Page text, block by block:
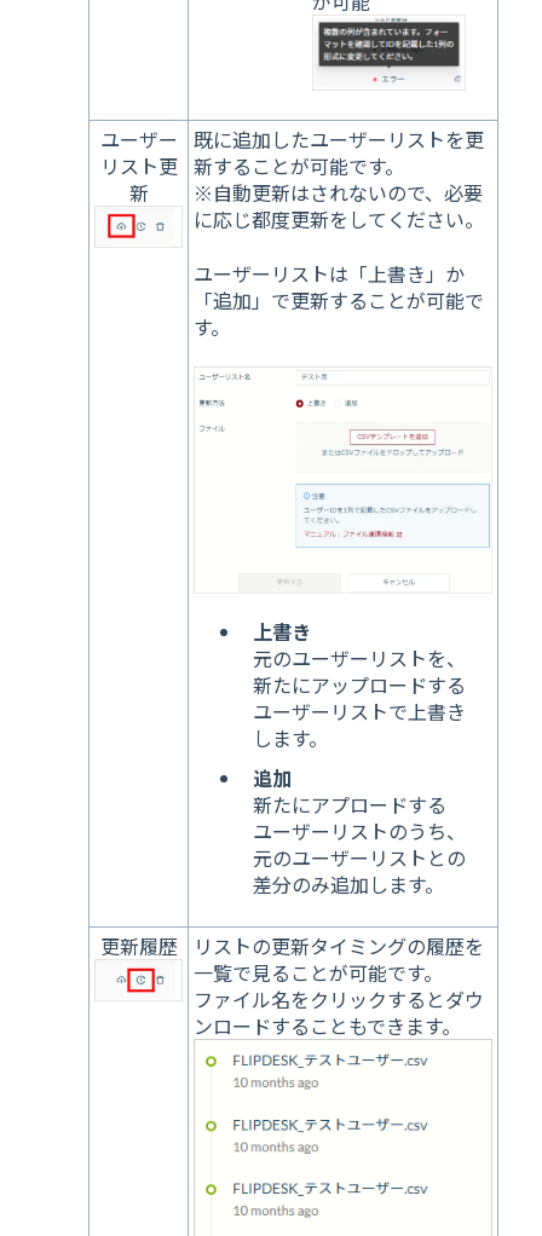
ユーザー
リスト更
新
既に追加したユーザーリストを更
新することが可能です。
※自動更新はされないので、必要
に応じ都度更新をしてください。
ユーザーリストは「上書き」か
「追加」で更新することが可能で
す。
上書き
元のユーザーリストを、
新たにアップロードする
ユーザーリストで上書き
します。
追加
新たにアプロードする
ユーザーリストのうち、
元のユーザーリストとの
差分のみ追加します。
更新履歴
リストの更新タイミングの履歴を
一覧で見ることが可能です。
ファイル名をクリックするとダウ
ンロードすることもできます。